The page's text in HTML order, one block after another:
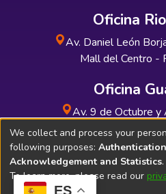
ES
Oficina
Av. Daniel León
Mall del Centro -
Oficina
Av. 9 de Octubre y
INDUAUTO -
We collect and process your
following purposes:
Acknowledgement and Statistics.
To learn more, please read our